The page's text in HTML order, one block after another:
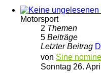
Motorsport
2 Themen
5 Beiträge
Letzter Beitrag
von Sine nomine
Sonntag 26.